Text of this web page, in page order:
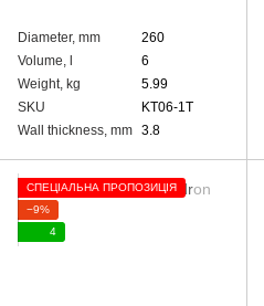
Diameter, mm
260
Volume, l
6
Weight, kg
5.99
SKU
KT06-1T
Wall thickness, mm 3.8
СПЕЦІАЛЬНА ПРОПОЗИЦІЯ
−9%
4